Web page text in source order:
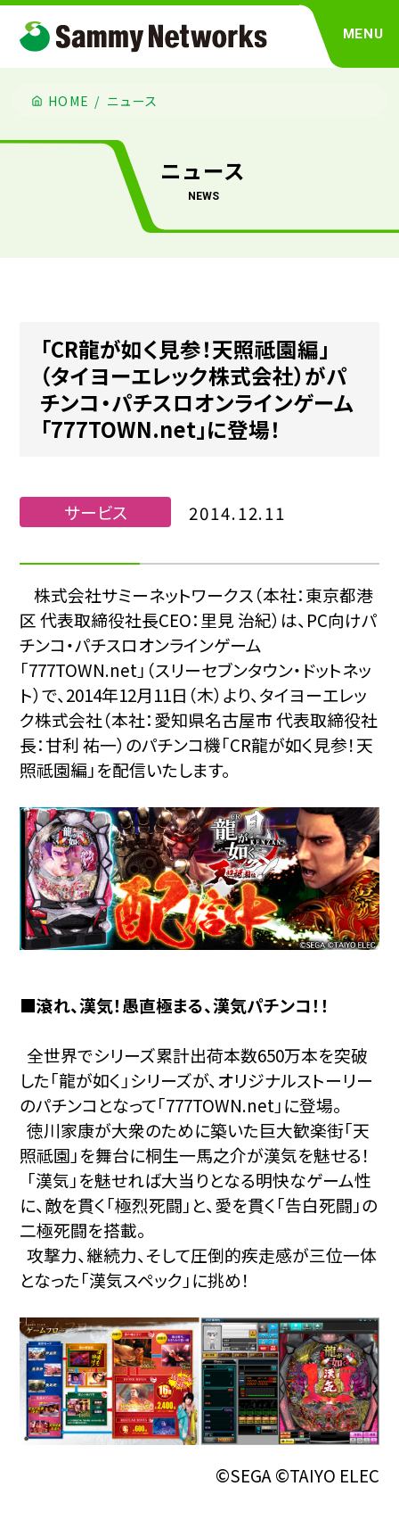
MENU
HOME ニュース
ニュース
news
「CR龍が如く見参！天照祗園編」
（タイヨーエレック株式会社）がパ
チンコ・パチスロオンラインゲーム
「777TOWN.net」に登場！
サービス 2014.12.11
株式会社サミーネットワークス（本社：東京都港
区 代表取締役社長CEO：里見 治紀）は、PC向けパ
チンコ・パチスロオンラインゲーム
「777TOWN.net」（スリーセブンタウン・ドットネッ
ト）で、2014年12月11日（木）より、タイヨーエレッ
ク株式会社（本社：愛知県名古屋市 代表取締役社
長：甘利 祐一）のパチンコ機「CR龍が如く見参！天
照祗園編」を配信いたします。
■滾れ、漢気！愚直極まる、漢気パチンコ！！
全世界でシリーズ累計出荷本数650万本を突破
した「龍が如く」シリーズが、オリジナルストーリー
のパチンコとなって「777TOWN.net」に登場。
徳川家康が大衆のために築いた巨大歓楽街「天
照祗園」を舞台に桐生一馬之介が漢気を魅せる！
「漢気」を魅せれば大当りとなる明快なゲーム性
に、敵を貫く「極烈死闘」と、愛を貫く「告白死闘」の
二極死闘を搭載。
攻撃力、継続力、そして圧倒的疾走感が三位一体
となった「漢気スペック」に挑め！
©SEGA ©TAIYO ELEC